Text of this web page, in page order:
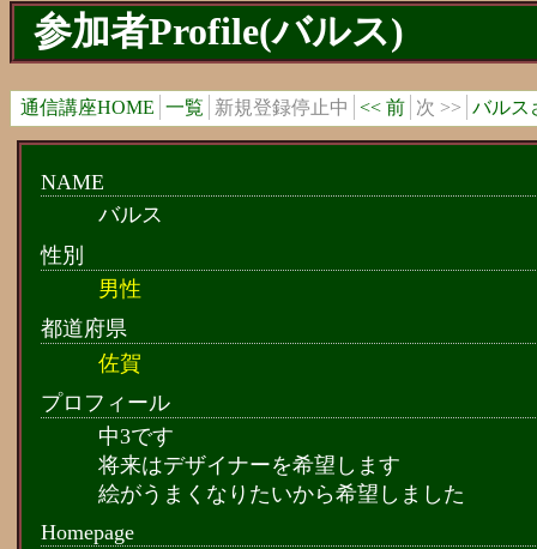
参加者Profile(バルス)
通信講座HOME 一覧 新規登録停止中 << 前 次 >> バルス
NAME
バルス
性別
男性
都道府県
佐賀
プロフィール
中3です
将来はデザイナーを希望します
絵がうまくなりたいから希望しました
Homepage